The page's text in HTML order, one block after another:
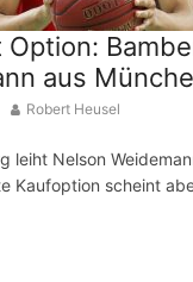
Option:
aus
Robert Heusel
leiht Nelson
Kaufoption scheint